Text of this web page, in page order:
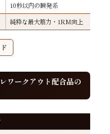
10秒以内の瞬発系
純粋な最大筋力・1RM向上
ワークアウト配合品の